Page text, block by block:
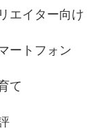
エイター向け
ートフォン
て